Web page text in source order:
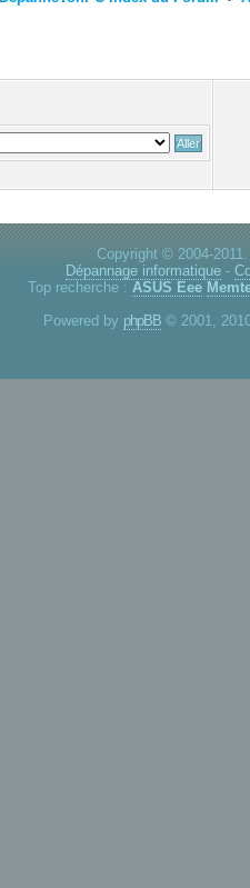
Copyright © 2004-
Dépannage informatique -
Top recherche : ASUS Eee
Powered by phpBB © 2001,